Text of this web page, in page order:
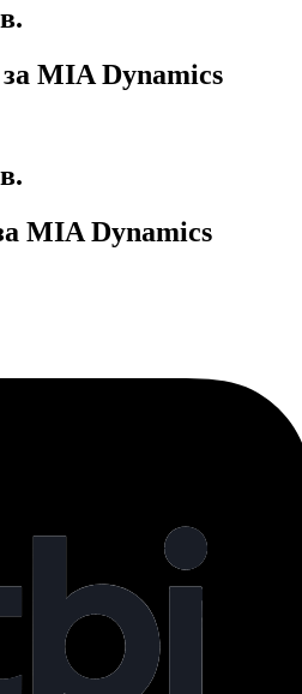
MIA Dynamics
MIA Dynamics